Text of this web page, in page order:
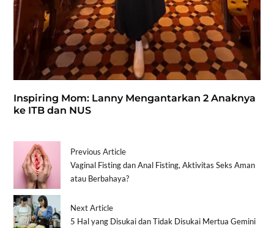
Inspiring Mom: Lanny Mengantarkan 2 Anaknya
ke ITB dan NUS
Previous Article
Vaginal Fisting dan Anal Fisting, Aktivitas Seks Aman
atau Berbahaya?
Next Article
5 Hal yang Disukai dan Tidak Disukai Mertua Gemini